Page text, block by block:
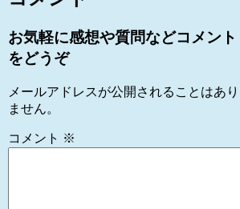
お気軽に感想や質問などコメント
をどうぞ
メールアドレスが公開されることはあり
ません。
コメント ※